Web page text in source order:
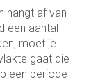
hangt af van
een aantal
moet je
gaat die
een periode